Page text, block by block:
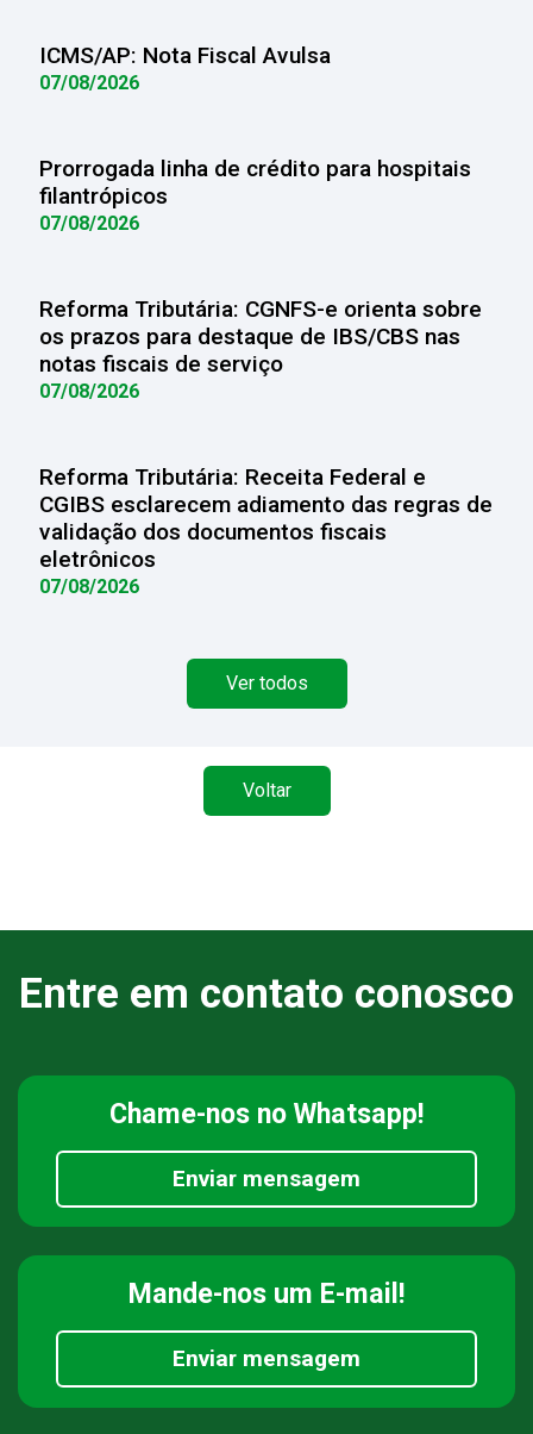
ICMS/AP: Nota Fiscal Avulsa
07/08/2026
Prorrogada linha de crédito para hospitais
filantrópicos
07/08/2026
Reforma Tributária: CGNFS-e orienta sobre
os prazos para destaque de IBS/CBS nas
notas fiscais de serviço
07/08/2026
Reforma Tributária: Receita Federal e
CGIBS esclarecem adiamento das regras de
validação dos documentos fiscais
eletrônicos
07/08/2026
Ver todos
Voltar
Entre em contato conosco
Chame-nos no Whatsapp!
Enviar mensagem
Mande-nos um E-mail!
Enviar mensagem